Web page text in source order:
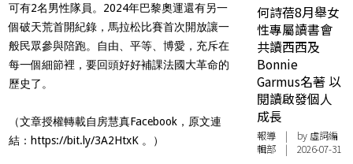
可有2名男性隊員。2024年巴黎奧運還有另一
個破天荒首開紀錄，馬拉松比賽首次開放讓一
般民眾參與陪跑。自由、平等、博愛，充斥在
每一個細節裡，要回頭好好補課法國大革命的
歷史了。
（文章授權轉載自房慧真Facebook，原文連
結： https://bit.ly/3A2HtxK 。）
何詩蓓8月舉女
性專屬讀書會
共讀西西及
Bonnie
Garmus名著 以
閱讀啟發個人
成長
報導 | by 虛詞編
輯部 | 2026-07-31